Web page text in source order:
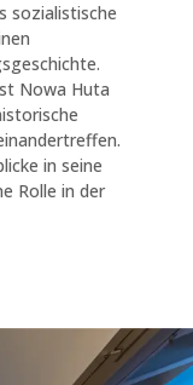
sozialistische
Nowa Huta
in seine
Rolle in der